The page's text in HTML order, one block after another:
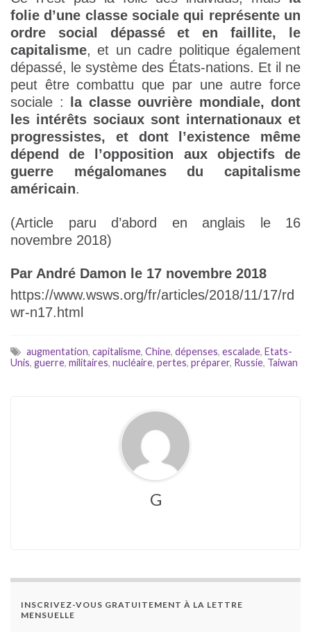
folie d’une classe sociale qui représente un
ordre social dépassé et en faillite, le
capitalisme, et un cadre politique également
dépassé, le système des États-nations. Et il ne
peut être combattu que par une autre force
sociale :
la classe ouvrière mondiale, dont
les intérêts sociaux sont internationaux et
progressistes, et dont l’existence même
dépend de l’opposition aux objectifs de
guerre mégalomanes du capitalisme
américain.
(Article paru d’abord en anglais le 16
novembre 2018)
Par André Damon le 17 novembre 2018
https://www.wsws.org/fr/articles/2018/11/17/rd
wr-n17.html
augmentation, capitalisme, Chine, dépenses, escalade, Etats-
Unis, guerre, militaires, nucléaire, pertes, préparer, Russie, Taiwan
G
INSCRIVEZ-VOUS GRATUITEMENT À LA LETTRE
MENSUELLE